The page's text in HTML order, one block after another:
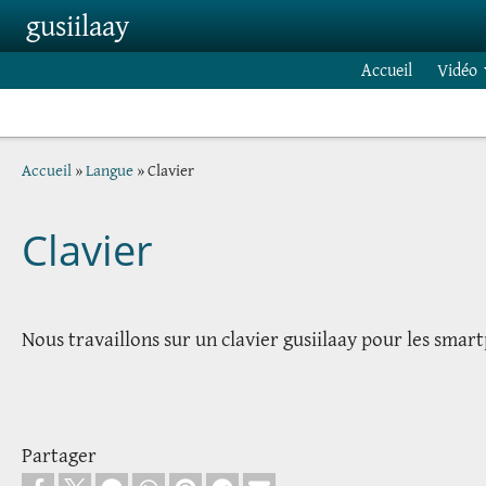
Skip to main content
gusiilaay
Accueil Vidéo
Breadcrumb
Accueil Langue Clavier
Clavier
Nous travaillons sur un clavier gusiilaay pour les
Partager